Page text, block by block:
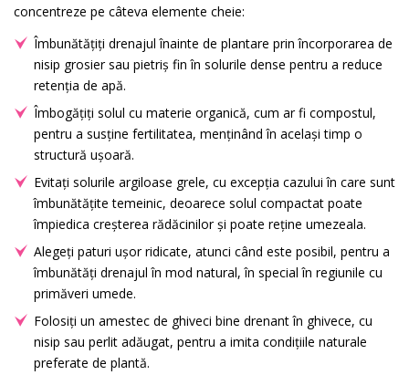
concentreze pe câteva elemente cheie:
Îmbunătățiți drenajul înainte de plantare prin încorporarea de
nisip grosier sau pietriș fin în solurile dense pentru a reduce
retenția de apă.
Îmbogățiți solul cu materie organică, cum ar fi compostul,
pentru a susține fertilitatea, menținând în același timp o
structură ușoară.
Evitați solurile argiloase grele, cu excepția cazului în care sunt
îmbunătățite temeinic, deoarece solul compactat poate
împiedica creșterea rădăcinilor și poate reține umezeala.
Alegeți paturi ușor ridicate, atunci când este posibil, pentru a
îmbunătăți drenajul în mod natural, în special în regiunile cu
primăveri umede.
Folosiți un amestec de ghiveci bine drenant în ghivece, cu
nisip sau perlit adăugat, pentru a imita condițiile naturale
preferate de plantă.